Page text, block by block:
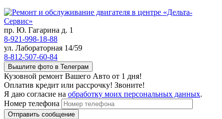
пр. Ю. Гагарина д. 1
8-921-998-18-88
ул. Лабораторная 14/59
8-812-507-60-84
Вышлите фото в Телеграм
Кузовной ремонт Вашего Авто от 1 дня!
Оплатив кредит или рассрочку! Звоните!
Я даю согласие на обработку моих персональных данных.
Номер телефона